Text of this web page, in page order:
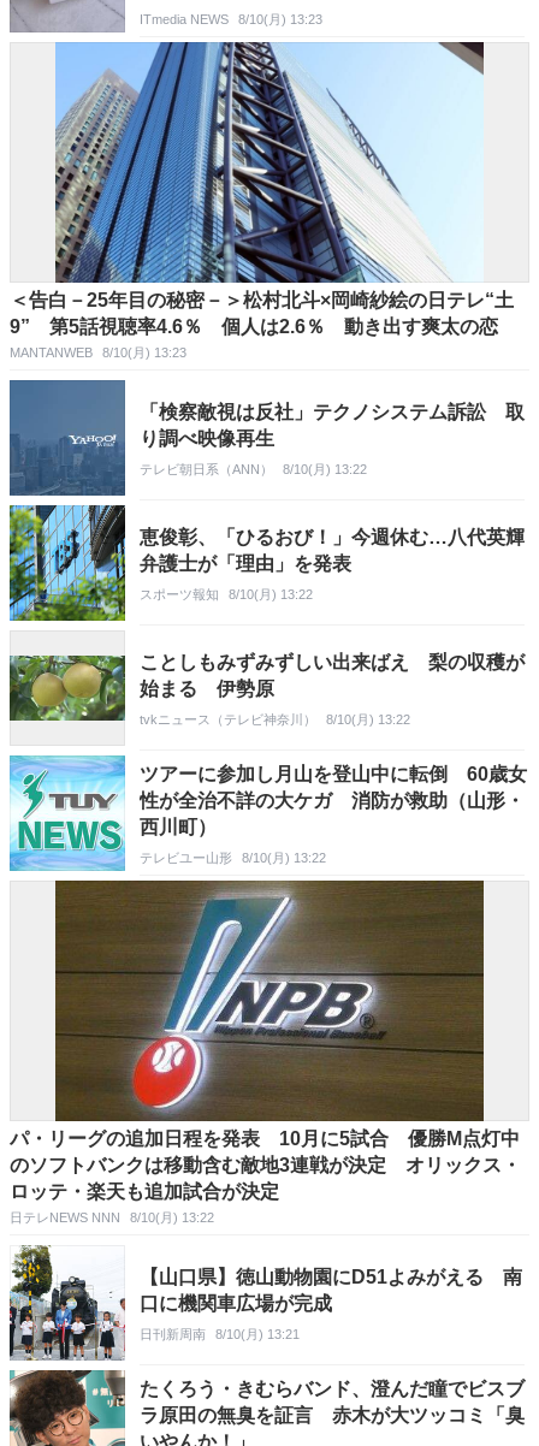
ITmedia NEWS 8/10(月) 13:23
＜告白－25年目の秘密－＞松村北斗×岡崎紗絵の日テレ“土
9” 第5話視聴率4.6％ 個人は2.6％ 動き出す爽太の恋
MANTANWEB 8/10(月) 13:23
「検察敵視は反社」テクノシステム訴訟 取
り調べ映像再生
テレビ朝日系（ANN） 8/10(月) 13:22
恵俊彰、「ひるおび！」今週休む…八代英輝
弁護士が「理由」を発表
スポーツ報知 8/10(月) 13:22
ことしもみずみずしい出来ばえ 梨の収穫が
始まる 伊勢原
tvkニュース（テレビ神奈川） 8/10(月) 13:22
ツアーに参加し月山を登山中に転倒 60歳女
性が全治不詳の大ケガ 消防が救助（山形・
西川町）
テレビユー山形 8/10(月) 13:22
パ・リーグの追加日程を発表 10月に5試合 優勝M点灯中
のソフトバンクは移動含む敵地3連戦が決定 オリックス・
ロッテ・楽天も追加試合が決定
日テレNEWS NNN 8/10(月) 13:22
【山口県】徳山動物園にD51よみがえる 南
口に機関車広場が完成
日刊新周南 8/10(月) 13:21
たくろう・きむらバンド、澄んだ瞳でビスブ
ラ原田の無臭を証言 赤木が大ツッコミ「臭
いやんか！」